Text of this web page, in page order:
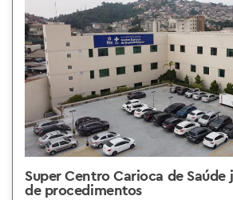
Super Centro Carioca de Saúde
de procedimentos